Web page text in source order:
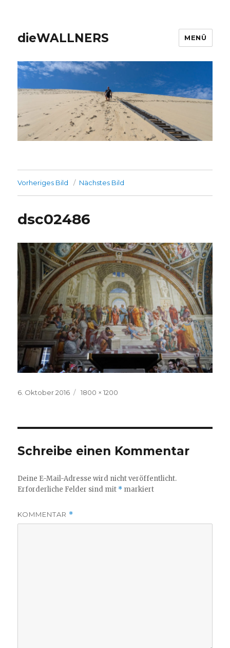
dieWALLNERS MENÜ
Vorheriges Bild Nächstes Bild
dsc02486
Veröffentlicht
6. Oktober 2016
Volle
1800 × 1200
Schreibe einen Kommentar
Deine E-Mail-Adresse wird nicht veröffentlicht.
Erforderliche Felder sind mit * markiert
KOMMENTAR *